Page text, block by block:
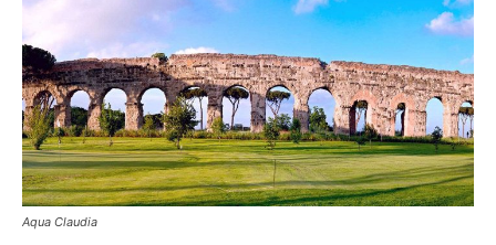
Aqua Claudia